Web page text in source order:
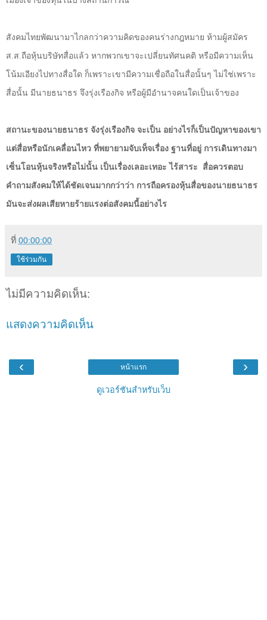
สังคมไทยพัฒนามาไกลกว่าความคิดของคนร่างกฎหมาย ห้ามผู้สมัคร
ส.ส.ถือหุ้นบริษัทสื่อแล้ว หากพวกเขาจะเปลี่ยนทัศนคติ หรือมีความเห็น
โน้มเอียงไปทางสื่อใด ก็เพราะเขามีความเชื่อถือในสื่อนั้นๆ ไม่ใช่เพราะ
สื่อนั้น มีนายธนาธร จึงรุ่งเรืองกิจ หรือผู้มีอำนาจคนใดเป็นเจ้าของ
สถานะของนายธนาธร จังรุ่งเรืองกิจ จะเป็น อย่างไรก็เป็นปัญหาของเขา
แต่สื่อหรือนักเคลื่อนไหว ที่พยายามจับเท็จเรื่อง ฐานที่อยู่ การเดินทางมา
เซ็นโอนหุ้นจริงหรือไม่นั้น เป็นเรื่องเลอะเทอะ ไร้สาระ สื่อควรตอบ
คำถามสังคมให้ได้ชัดเจนมากกว่าว่า การถือครองหุ้นสื่อของนายธนาธร
มันจะส่งผลเสียหายร้ายแรงต่อสังคมนี้อย่างไร
ที่ 00:00:00
ใช้ร่วมกัน
ไม่มีความคิดเห็น:
แสดงความคิดเห็น
‹ ›
หน้าแรก
ดูเวอร์ชันสำหรับเว็บ